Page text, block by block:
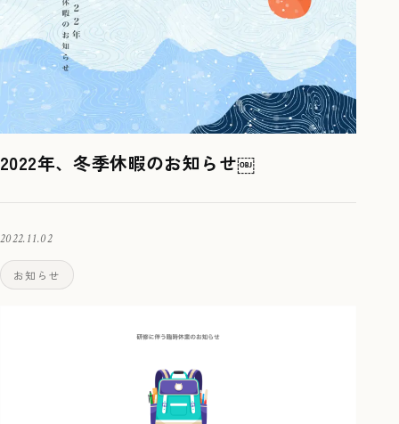
2022年、冬季休暇のお知らせ￼
2022.11.02
お知らせ